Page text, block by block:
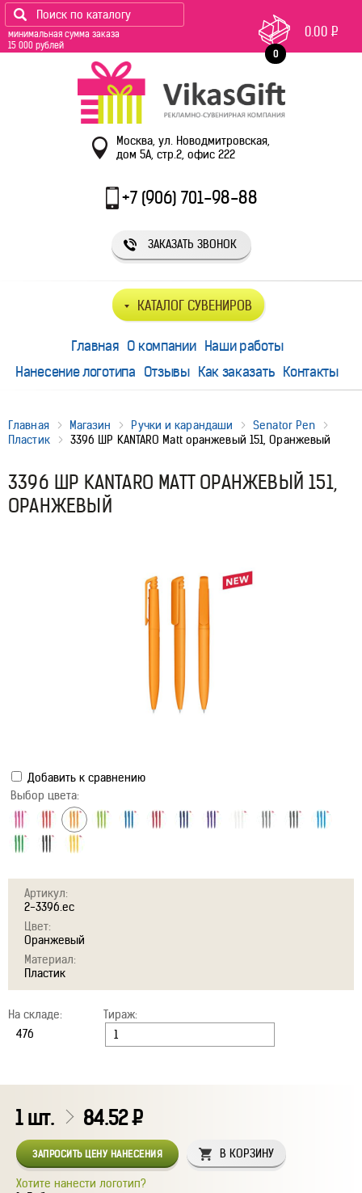
минимальная сумма заказа
15 000 рублей
0
0.00 Р
Москва, ул. Новодмитровская,
дом 5А, стр.2, офис 222
+7 (906) 701-98-88
ЗАКАЗАТЬ ЗВОНОК
КАТАЛОГ СУВЕНИРОВ
Главная О компании Наши работы
Нанесение логотипа Отзывы Как заказать Контакты
Главная Магазин Ручки и карандаши
Senator Pen
Пластик
3396 ШР KANTARO Matt оранжевый 151, Оранжевый
3396 ШР KANTARO MATT ОРАНЖЕВЫЙ 151,
ОРАНЖЕВЫЙ
Добавить к сравнению
Выбор цвета:
Артикул:
2-3396.ec
Цвет:
Оранжевый
Материал:
Пластик
На складе: Тираж:
1шт. 84.52Р
ЗАПРОСИТЬ ЦЕНУ НАНЕСЕНИЯ В КОРЗИНУ
Хотите нанести логотип?